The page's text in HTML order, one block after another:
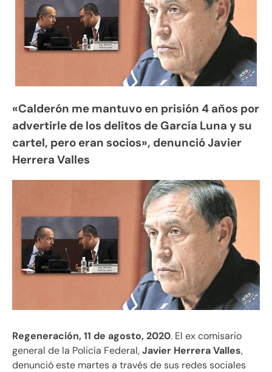
«Calderón me mantuvo en prisión 4 años por
advertirle de los delitos de García Luna y su
cartel, pero eran socios», denunció Javier
Herrera Valles
Regeneración, 11 de agosto, 2020. El ex comisario
general de la Policía Federal,Javier Herrera Valles,
denunció este martes a través de sus redes sociales